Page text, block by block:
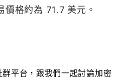
價格約為 71.7 美元。
平台，跟我們一起討論加密